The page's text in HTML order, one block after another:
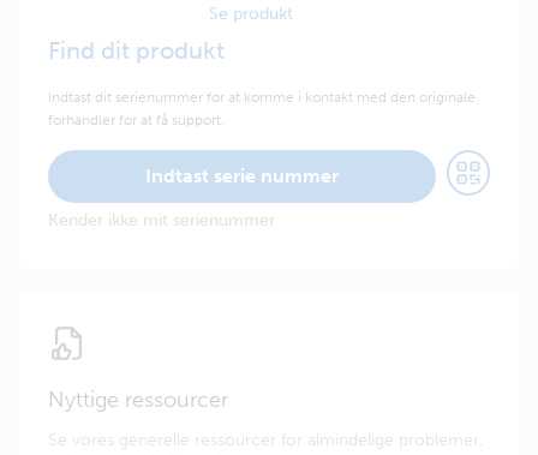
Se produkt
Find dit produkt
Indtast dit serienummer for at komme i kontakt med den originale
forhandler for at få support.
Indtast serie nummer
Kender ikke mit serienummer
Nyttige ressourcer
Se vores generelle ressourcer for almindelige problemer,